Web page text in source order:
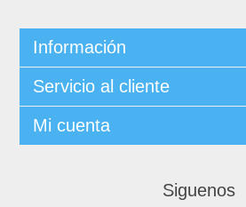
Información
Servicio al cliente
Mi cuenta
Siguenos